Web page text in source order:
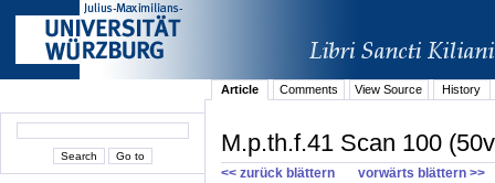
Article Comments View Source History
M.p.th.f.41 Scan 100
<< zurück blättern vorwärts blättern >>